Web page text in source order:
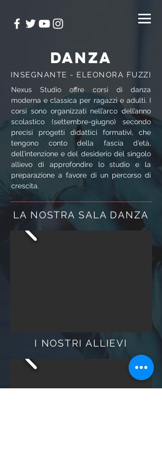
DANZA
INSEGNANTE - ELEONORA FUZZI
Nexus Studio offre corsi di danza
moderna e classica per ragazzi e adulti. I
corsi sono organizzati nell’arco dell’anno
scolastico (settembre-giugno) secondo
precisi progetti didattici formativi, che
tengono conto della fascia d’età,
dell’intenzione e del desiderio del singolo
allievo di approfondire lo studio e la
preparazione a favore di un percorso di
crescita.
LA NOSTRA SALA DANZA
I NOSTRI ALLIEVI